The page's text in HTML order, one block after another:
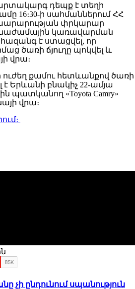
արտակարգ դեպք է տեղի
16։30-ի սահմաններում ՀՀ
փրկարար
կառավարման
է ստացվել, որ
ծառի ճյուղը պոկվել և
վրա։
ուժեղ քամու հետևանքով ծառի
է Երևանի բնակիչ 22-ամյա
պատկանող «Toyota Camry»
վրա։
չի ընդունում սպանություն